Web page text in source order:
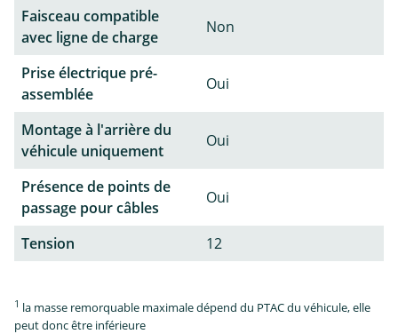
Faisceau compatible
avec ligne de charge
Non
Prise électrique pré-
assemblée
Oui
Montage à l'arrière du
véhicule uniquement
Oui
Présence de points de
passage pour câbles
Oui
Tension 12
1 la masse remorquable maximale dépend du PTAC du véhicule, elle
peut donc être inférieure